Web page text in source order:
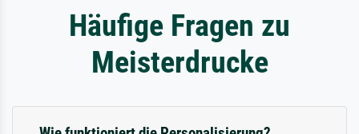
Häufige Fragen zu
Meisterdrucke